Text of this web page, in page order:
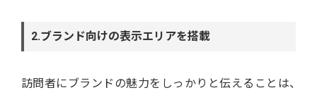
2.ブランド向けの表示エリアを搭載
訪問者にブランドの魅力をしっかりと伝えることは、